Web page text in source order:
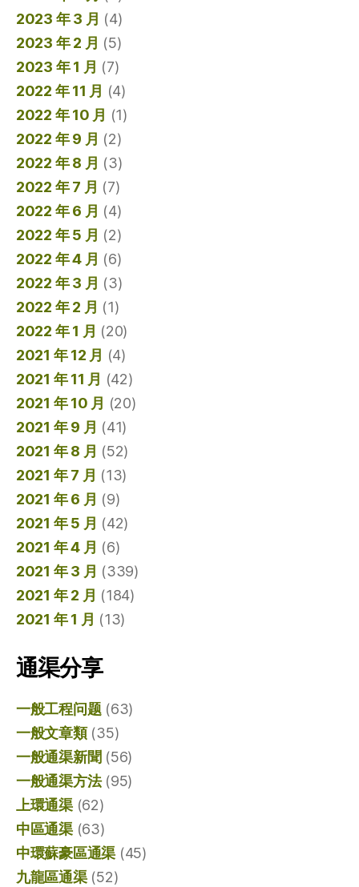
2023 年 3 月 (4)
2023 年 2 月 (5)
2023 年 1 月 (7)
2022 年 11 月 (4)
2022 年 10 月 (1)
2022 年 9 月 (2)
2022 年 8 月 (3)
2022 年 7 月 (7)
2022 年 6 月 (4)
2022 年 5 月 (2)
2022 年 4 月 (6)
2022 年 3 月 (3)
2022 年 2 月 (1)
2022 年 1 月 (20)
2021 年 12 月 (4)
2021 年 11 月 (42)
2021 年 10 月 (20)
2021 年 9 月 (41)
2021 年 8 月 (52)
2021 年 7 月 (13)
2021 年 6 月 (9)
2021 年 5 月 (42)
2021 年 4 月 (6)
2021 年 3 月 (339)
2021 年 2 月 (184)
2021 年 1 月 (13)
通渠分享
一般工程问题(63)
一般文章類(35)
一般通渠新聞 (56)
一般通渠方法(95)
上環通渠(62)
中區通渠(63)
中環蘇豪區通渠 (45)
九龍區通渠(52)